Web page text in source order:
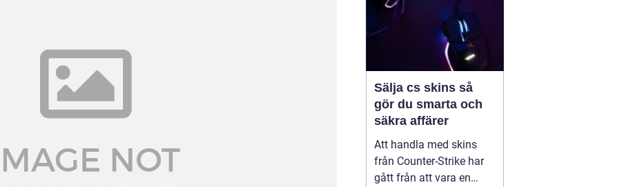
Sälja cs skins så
gör du smarta och
säkra affärer
Att handla med skins
från Counter-Strike har
gått från att vara en